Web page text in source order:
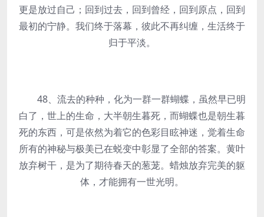
更是放过自己；回到过去，回到曾经，回到原点，回到
最初的宁静。我们终于落幕，彼此不再纠缠，生活终于
归于平淡。
48、流去的种种，化为一群一群蝴蝶，虽然早已明
白了，世上的生命，大半朝生暮死，而蝴蝶也是朝生暮
死的东西，可是依然为着它的色彩目眩神迷，觉着生命
所有的神秘与极美已在蜕变中彰显了全部的答案。黄叶
放弃树干，是为了期待春天的葱茏。蜡烛放弃完美的躯
体，才能拥有一世光明。